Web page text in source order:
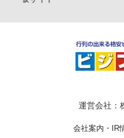
運営会社：
会社案内・IR